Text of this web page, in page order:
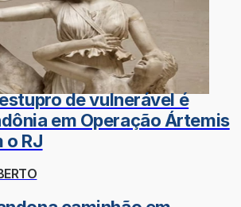
de vulnerável é
em Operação Ártemis
o RJ